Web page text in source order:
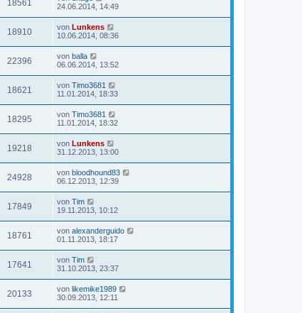
18561
24.06.2014, 14:49
18910 von Lunkens
10.06.2014, 08:36
22396 von balla
06.06.2014, 13:52
18621 von Timo3681
11.01.2014, 18:33
18295 von Timo3681
11.01.2014, 18:32
19218 von Lunkens
31.12.2013, 13:00
24928 von bloodhound83
06.12.2013, 12:39
17849 von Tim
19.11.2013, 10:12
18761 von alexanderguido
01.11.2013, 18:17
17641 von Tim
31.10.2013, 23:37
20133 von likemike1989
30.09.2013, 12:11